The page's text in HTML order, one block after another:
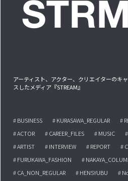
アーティスト、アクター、クリエイターのキ
スしたメディア『STREAM』
# BUSINESS # KURASAWA_REGULAR #
# ACTOR
# CAREER_FILES # MUSIC
# ARTIST
# INTERVIEW # REPORT
#
# FURUKAWA_FASHION
#
# CA_NON_REGULAR
# HENSYUBU #